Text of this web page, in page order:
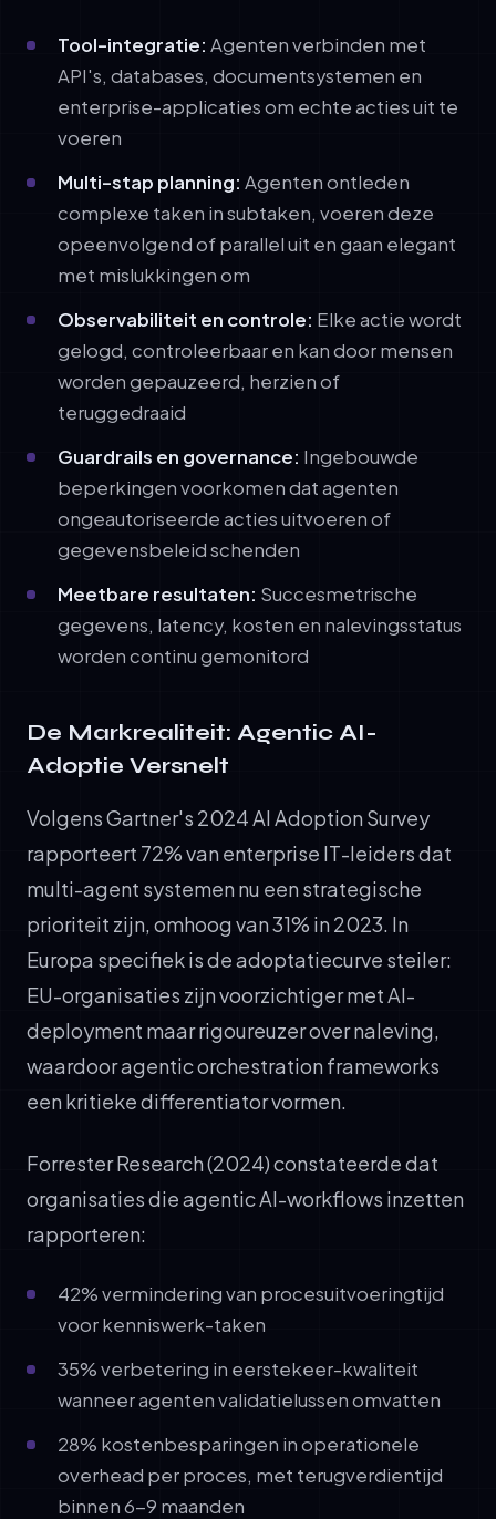
Tool-integratie: Agenten verbinden met
API's, databases, documentsystemen en
enterprise-applicaties om echte acties uit te
voeren
Multi-stap planning: Agenten ontleden
complexe taken in subtaken, voeren deze
opeenvolgend of parallel uit en gaan elegant
met mislukkingen om
Observabiliteit en controle: Elke actie wordt
gelogd, controleerbaar en kan door mensen
worden gepauzeerd, herzien of
teruggedraaid
Guardrails en governance: Ingebouwde
beperkingen voorkomen dat agenten
ongeautoriseerde acties uitvoeren of
gegevensbeleid schenden
Meetbare resultaten: Succesmetrische
gegevens, latency, kosten en nalevingsstatus
worden continu gemonitord
De Markrealiteit: Agentic AI-
Adoptie Versnelt
Volgens Gartner's 2024 AI Adoption Survey
rapporteert 72% van enterprise IT-leiders dat
multi-agent systemen nu een strategische
prioriteit zijn, omhoog van 31% in 2023. In
Europa specifiek is de adoptatiecurve steiler:
EU-organisaties zijn voorzichtiger met AI-
deployment maar rigoureuzer over naleving,
waardoor agentic orchestration frameworks
een kritieke differentiator vormen.
Forrester Research (2024) constateerde dat
organisaties die agentic AI-workflows inzetten
rapporteren:
42% vermindering van procesuitvoeringtijd
voor kenniswerk-taken
35% verbetering in eerstekeer-kwaliteit
wanneer agenten validatielussen omvatten
28% kostenbesparingen in operationele
overhead per proces, met terugverdientijd
binnen 6-9 maanden